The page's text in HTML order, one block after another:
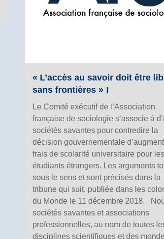
« L’accès au savoir doit être
sans frontières » !
Le Comité exécutif de l’Association
française de sociologie s’associe à
sociétés savantes pour contredire la
décision gouvernementale
frais de scolarité universitaire pour les
étudiants étrangers. Les arguments
sous le sens et sont précisés dans la
tribune qui suit, publiée dans les
du Monde le 11 décembre 2018.
sociétés savantes et associations
professionnelles, au nom de toutes
disciplines scientifiques et des